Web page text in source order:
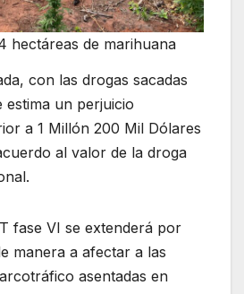
hectáreas de marihuana
con las drogas sacadas
estima un perjuicio
a 1 Millón 200 Mil Dólares
al valor de la droga
fase VI se extenderá por
manera a afectar a las
asentadas en